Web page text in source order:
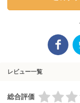
レビュー一覧
総合評価